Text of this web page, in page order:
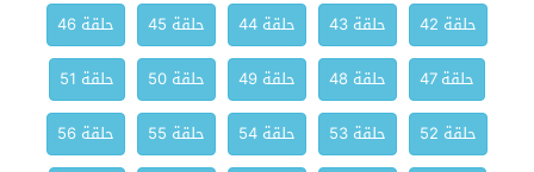
حلقة 42
حلقة 43 حلقة 44 حلقة 45
حلقة 46
حلقة 47
حلقة 48 حلقة 49 حلقة 50
حلقة 51
حلقة 52
حلقة 53 حلقة 54 حلقة 55
حلقة 56